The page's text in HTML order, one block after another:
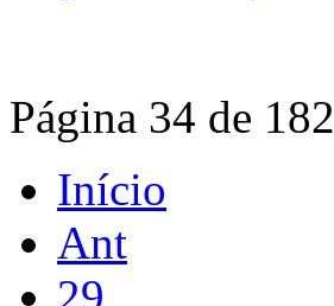
Página 34 de 182
Início
Ant